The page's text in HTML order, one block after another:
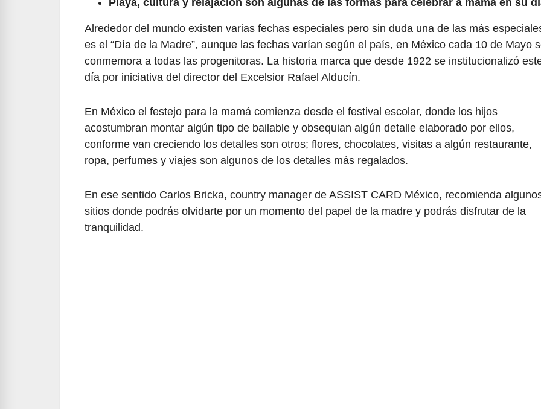
Playa, cultura y relajación son algunas de las formas para celebrar a mamá en su
Alrededor del mundo existen varias fechas especiales pero sin duda una de las más
es el “Día de la Madre”, aunque las fechas varían según el país, en México cada 10 de Mayo
conmemora a todas las progenitoras. La historia marca que desde 1922 se institucionalizó
día por iniciativa del director del Excelsior Rafael Alducín.
En México el festejo para la mamá comienza desde el festival escolar, donde los hijos
acostumbran montar algún tipo de bailable y obsequian algún detalle elaborado por ellos,
conforme van creciendo los detalles son otros; flores, chocolates, visitas a algún restaurante,
ropa, perfumes y viajes son algunos de los detalles más regalados.
En ese sentido Carlos Bricka, country manager de ASSIST CARD México, recomienda
sitios donde podrás olvidarte por un momento del papel de la madre y podrás disfrutar de la
tranquilidad.